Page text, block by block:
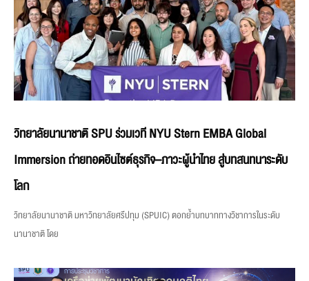
วิทยาลัยนานาชาติ SPU ร่วมเวที NYU Stern EMBA Global
Immersion ถ่ายทอดอินไซต์ธุรกิจ–ภาวะผู้นำไทย สู่บทสนทนาระดับ
โลก
วิทยาลัยนานาชาติ มหาวิทยาลัยศรีปทุม (SPUIC) ตอกย้ำบทบาททางวิชาการในระดับ
นานาชาติ โดย